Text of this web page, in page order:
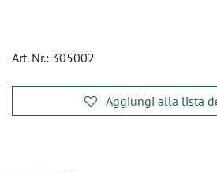
Art. Nr.: 305002
Aggiungi alla lista